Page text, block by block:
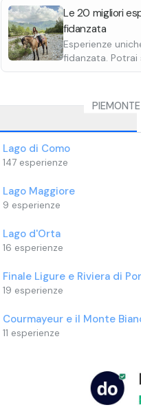
Le 20 migliori
fidanzata
Esperienze
fidanzata.
come una
la tua dolce
Lago di Como
147 esperienze
Lago Maggiore
9 esperienze
Lago d'Orta
16 esperienze
Finale Ligure e Riviera di
19 esperienze
Courmayeur e il Monte
11 esperienze